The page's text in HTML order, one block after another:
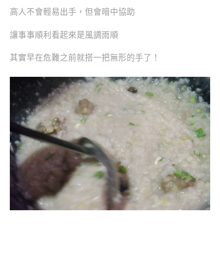
高人不會輕易出手，但會暗中協助
讓事事順利看起來是風調雨順
其實早在危難之前就搭一把無形的手了！